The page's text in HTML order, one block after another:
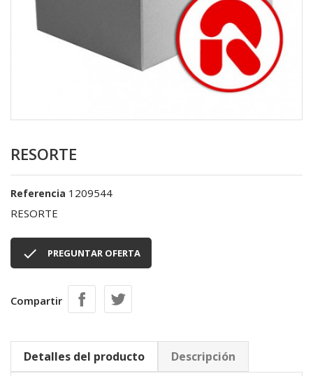
RESORTE
Referencia 1209544
RESORTE
 PREGUNTAR OFERTA
Compartir
Detalles del producto Descripción